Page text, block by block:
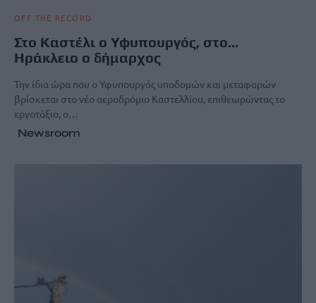
OFF THE RECORD
Στο Καστέλι ο Υφυπουργός, στο…
Ηράκλειο ο δήμαρχος
Την ίδια ώρα που ο Υφυπουργός υποδομών και μεταφορών
βρίσκεται στο νέο αεροδρόμιο Καστελλίου, επιθεωρώντας το
εργοτάξιο, ο…
Newsroom